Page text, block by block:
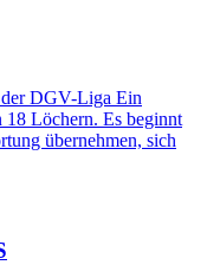
DGV-Liga Ein
18 Löchern. Es beginnt
übernehmen, sich